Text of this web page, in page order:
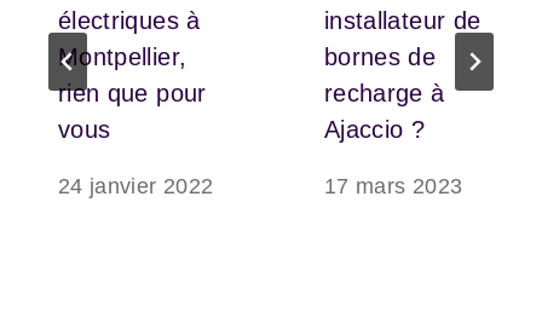
électriques à
Montpellier,
rien que pour
vous
24 janvier 2022
installateur de
bornes de
recharge à
Ajaccio ?
17 mars 2023